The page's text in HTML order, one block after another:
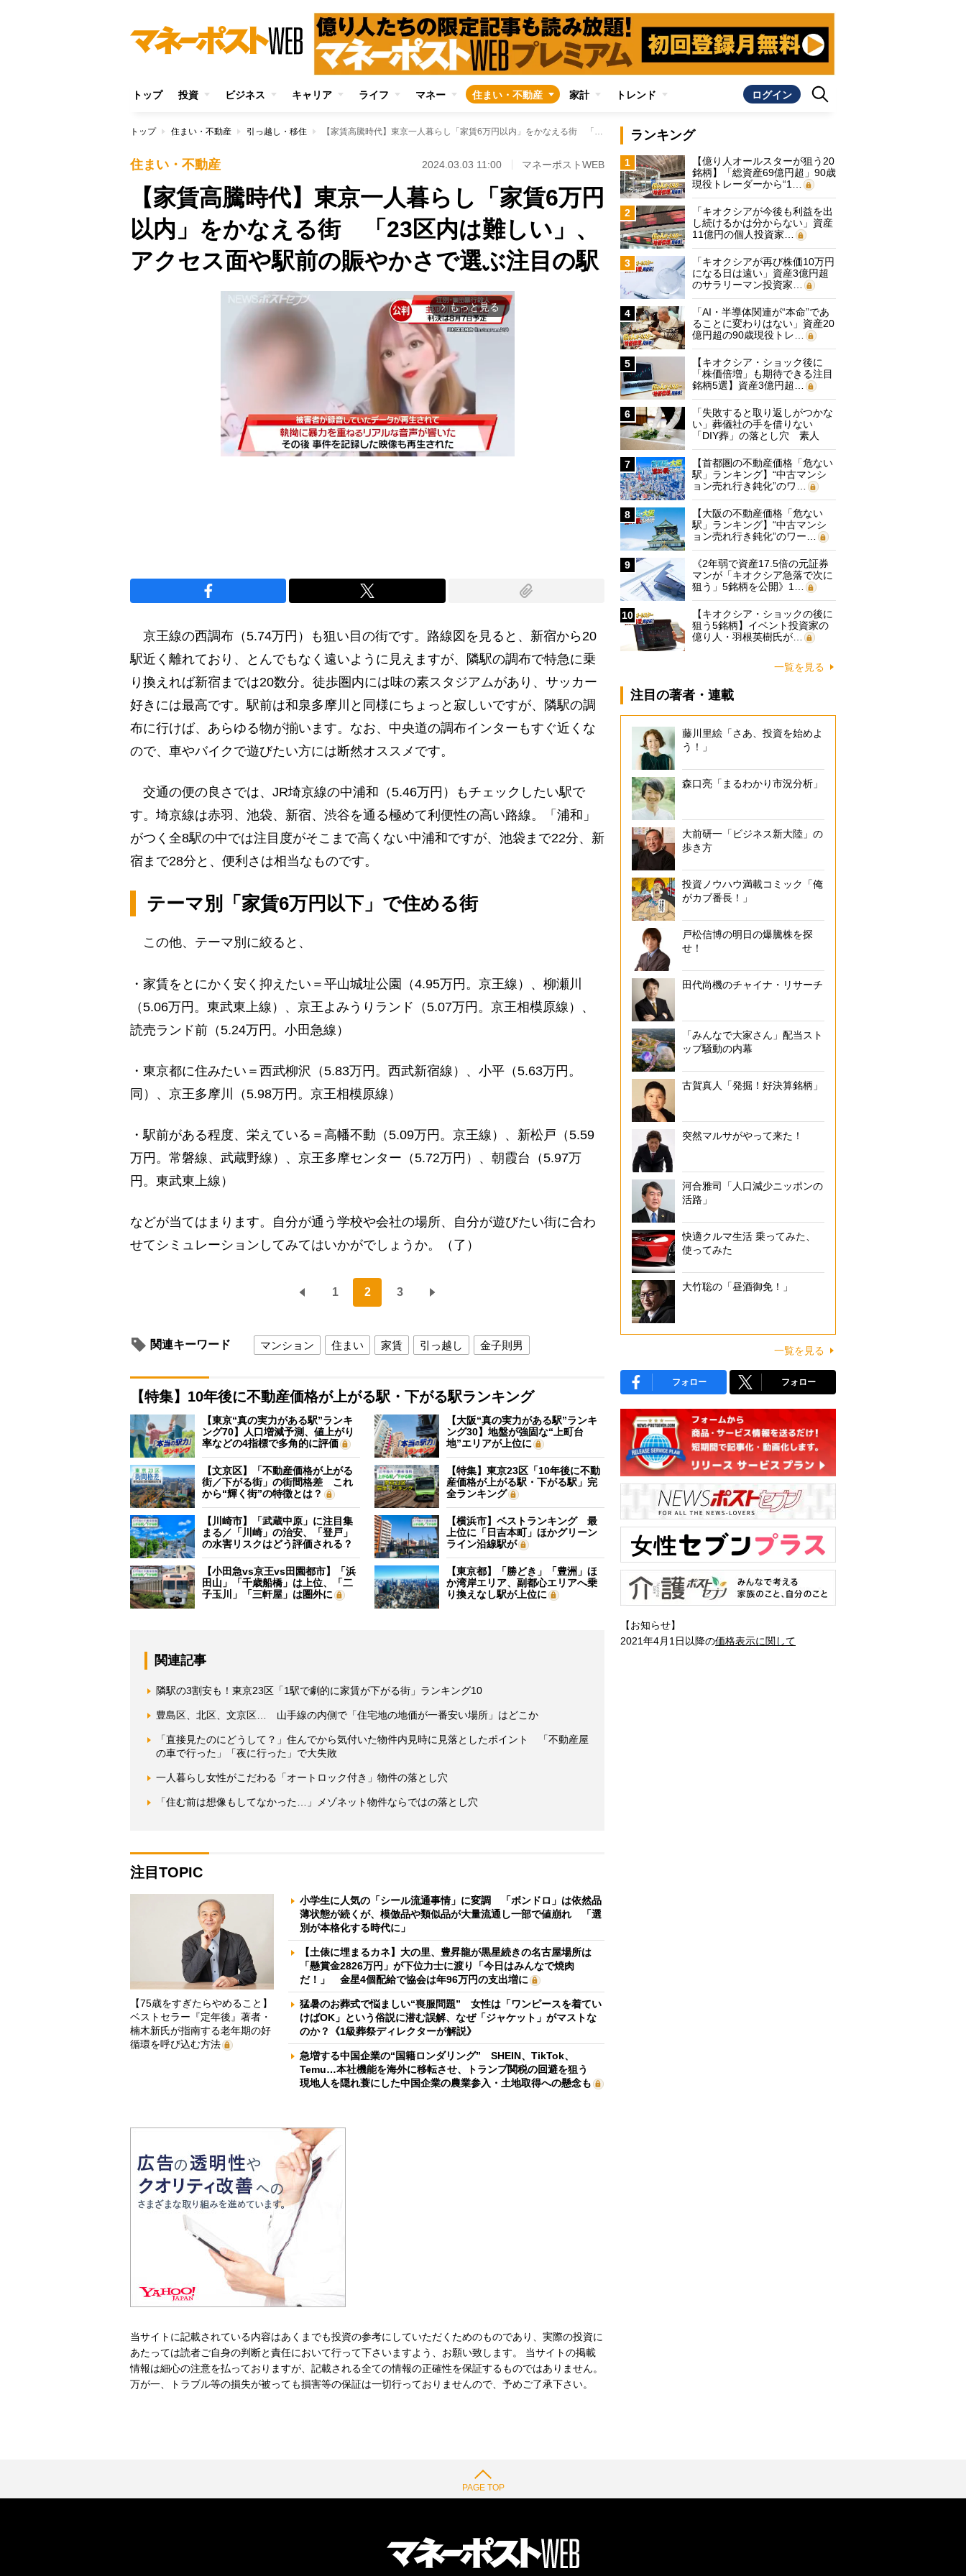
トップ 投資 ビジネス キャリア ライフ マネー 住まい・不動産 家計 トレンド ログイン
トップ 住まい・不動産 引っ越し・移住 【家賃高騰時代】東京一人暮らし「家賃6万円以内」をかなえる街 「23区内は難しい」、アクセス面や駅前の賑やかさで選ぶ注目の駅
住まい・不動産 2024.03.03 11:00 マネーポストWEB
【家賃高騰時代】東京一人暮らし「家賃6万円
以内」をかなえる街 「23区内は難しい」、
アクセス面や駅前の賑やかさで選ぶ注目の駅
arrow_forward_ios もっと見る
京王線の西調布（5.74万円）も狙い目の街です。路線図を見ると、新宿から20
駅近く離れており、とんでもなく遠いように見えますが、隣駅の調布で特急に乗
り換えれば新宿までは20数分。徒歩圏内には味の素スタジアムがあり、サッカー
好きには最高です。駅前は和泉多摩川と同様にちょっと寂しいですが、隣駅の調
布に行けば、あらゆる物が揃います。なお、中央道の調布インターもすぐ近くな
ので、車やバイクで遊びたい方には断然オススメです。
交通の便の良さでは、JR埼京線の中浦和（5.46万円）もチェックしたい駅で
す。埼京線は赤羽、池袋、新宿、渋谷を通る極めて利便性の高い路線。「浦和」
がつく全8駅の中では注目度がそこまで高くない中浦和ですが、池袋まで22分、新
宿まで28分と、便利さは相当なものです。
テーマ別「家賃6万円以下」で住める街
この他、テーマ別に絞ると、
・家賃をとにかく安く抑えたい＝平山城址公園（4.95万円。京王線）、柳瀬川
（5.06万円。東武東上線）、京王よみうりランド（5.07万円。京王相模原線）、
読売ランド前（5.24万円。小田急線）
・東京都に住みたい＝西武柳沢（5.83万円。西武新宿線）、小平（5.63万円。
同）、京王多摩川（5.98万円。京王相模原線）
・駅前がある程度、栄えている＝高幡不動（5.09万円。京王線）、新松戸（5.59
万円。常磐線、武蔵野線）、京王多摩センター（5.72万円）、朝霞台（5.97万
円。東武東上線）
などが当てはまります。自分が通う学校や会社の場所、自分が遊びたい街に合わ
せてシミュレーションしてみてはいかがでしょうか。（了）
1 2 3
関連キーワード マンション 住まい 家賃 引っ越し 金子則男
【特集】10年後に不動産価格が上がる駅・下がる駅ランキング
【東京“真の実力がある駅”ランキ
ング70】人口増減予測、値上がり
率などの4指標で多角的に評価
【大阪“真の実力がある駅”ランキ
ング30】地盤が強固な“上町台
地”エリアが上位に
【文京区】「不動産価格が上がる
街／下がる街」の街間格差 これ
から“輝く街”の特徴とは？
【特集】東京23区「10年後に不動
産価格が上がる駅・下がる駅」完
全ランキング
【川崎市】「武蔵中原」に注目集
まる／「川崎」の治安、「登戸」
の水害リスクはどう評価される？
【横浜市】ベストランキング 最
上位に「日吉本町」ほかグリーン
ライン沿線駅が
【小田急vs京王vs田園都市】「浜
田山」「千歳船橋」は上位、「二
子玉川」「三軒屋」は圏外に
【東京都】「勝どき」「豊洲」ほ
か湾岸エリア、副都心エリアへ乗
り換えなし駅が上位に
関連記事
隣駅の3割安も！東京23区「1駅で劇的に家賃が下がる街」ランキング10
豊島区、北区、文京区… 山手線の内側で「住宅地の地価が一番安い場所」はどこか
「直接見たのにどうして？」住んでから気付いた物件内見時に見落としたポイント 「不動産屋
の車で行った」「夜に行った」で大失敗
一人暮らし女性がこだわる「オートロック付き」物件の落とし穴
「住む前は想像もしてなかった…」メゾネット物件ならではの落とし穴
注目TOPIC
【75歳をすぎたらやめること】
ベストセラー『定年後』著者・
楠木新氏が指南する老年期の好
循環を呼び込む方法
小学生に人気の「シール流通事情」に変調 「ボンドロ」は依然品
薄状態が続くが、模倣品や類似品が大量流通し一部で値崩れ 「選
別が本格化する時代に」
【土俵に埋まるカネ】大の里、豊昇龍が黒星続きの名古屋場所は
「懸賞金2826万円」が下位力士に渡り「今日はみんなで焼肉
だ！」 金星4個配給で協会は年96万円の支出増に
猛暑のお葬式で悩ましい“喪服問題” 女性は「ワンピースを着てい
けばOK」という俗説に潜む誤解、なぜ「ジャケット」がマストな
のか？《1級葬祭ディレクターが解説》
急増する中国企業の“国籍ロンダリング” SHEIN、TikTok、
Temu…本社機能を海外に移転させ、トランプ関税の回避を狙う
現地人を隠れ蓑にした中国企業の農業参入・土地取得への懸念も
当サイトに記載されている内容はあくまでも投資の参考にしていただくためのものであり、実際の投資に
あたっては読者ご自身の判断と責任において行って下さいますよう、お願い致します。 当サイトの掲載
情報は細心の注意を払っておりますが、記載される全ての情報の正確性を保証するものではありません。
万が一、トラブル等の損失が被っても損害等の保証は一切行っておりませんので、予めご了承下さい。
ランキング
1
【億り人オールスターが狙う20
銘柄】「総資産69億円超」90歳
現役トレーダーから“1…
2
「キオクシアが今後も利益を出
し続けるかは分からない」資産
11億円の個人投資家…
3
「キオクシアが再び株価10万円
になる日は遠い」資産3億円超
のサラリーマン投資家…
4
「AI・半導体関連が“本命”であ
ることに変わりはない」資産20
億円超の90歳現役トレ…
5
【キオクシア・ショック後に
「株価倍増」も期待できる注目
銘柄5選】資産3億円超…
6
「失敗すると取り返しがつかな
い」葬儀社の手を借りない
「DIY葬」の落とし穴 素人
に…
7
【首都圏の不動産価格「危ない
駅」ランキング】“中古マンシ
ョン売れ行き鈍化”のワ…
8
【大阪の不動産価格「危ない
駅」ランキング】“中古マンシ
ョン売れ行き鈍化”のワー…
9
《2年弱で資産17.5倍の元証券
マンが「キオクシア急落で次に
狙う」5銘柄を公開》1…
10
【キオクシア・ショックの後に
狙う5銘柄】イベント投資家の
億り人・羽根英樹氏が…
一覧を見る
注目の著者・連載
藤川里絵「さあ、投資を始めよ
う！」
森口亮「まるわかり市況分析」
大前研一「ビジネス新大陸」の
歩き方
投資ノウハウ満載コミック「俺
がカブ番長！」
戸松信博の明日の爆騰株を探
せ！
田代尚機のチャイナ・リサーチ
「みんなで大家さん」配当スト
ップ騒動の内幕
古賀真人「発掘！好決算銘柄」
突然マルサがやって来た！
河合雅司「人口減少ニッポンの
活路」
快適クルマ生活 乗ってみた、
使ってみた
大竹聡の「昼酒御免！」
一覧を見る
フォロー フォロー
【お知らせ】
2021年4月1日以降の価格表示に関して
PAGE TOP